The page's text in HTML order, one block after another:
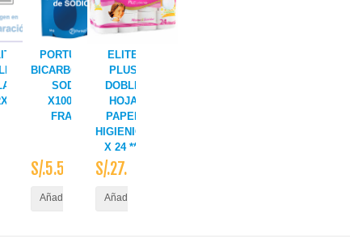
al Carrito
PORTUGAL
BICARBONATO
SODIO
X100GR-
FRASC
S/.5.50
Añadir al Carrito
ELITE
PLUS
DOBLE
HOJA
PAPEL
HIGIENICO
X 24 ***
S/.27.50
Añadir al Carrito